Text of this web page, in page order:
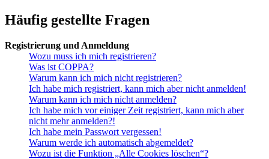
Häufig gestellte Fragen
Registrierung und Anmeldung
Wozu muss ich mich registrieren?
Was ist COPPA?
Warum kann ich mich nicht registrieren?
Ich habe mich registriert, kann mich aber nicht anmelden!
Warum kann ich mich nicht anmelden?
Ich habe mich vor einiger Zeit registriert, kann mich aber
nicht mehr anmelden?!
Ich habe mein Passwort vergessen!
Warum werde ich automatisch abgemeldet?
Wozu ist die Funktion „Alle Cookies löschen“?